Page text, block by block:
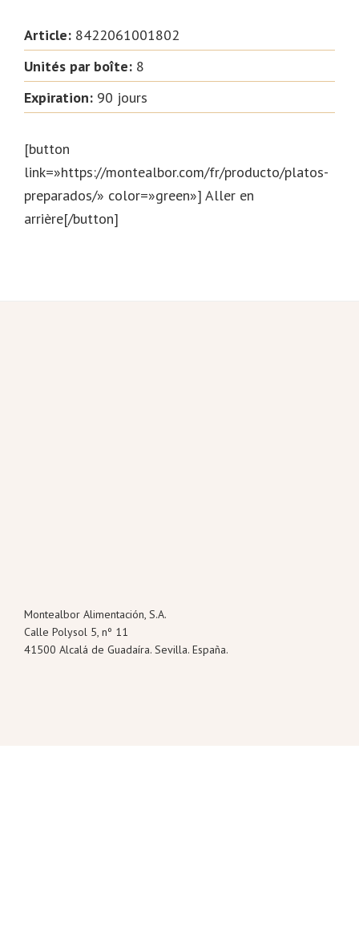
Article: 8422061001802
Unités par boîte: 8
Expiration: 90 jours
[button
link=»https://montealbor.com/fr/producto/platos-
preparados/» color=»green»] Aller en
arrière[/button]
Montealbor Alimentación, S.A.
Calle Polysol 5, nº 11
41500 Alcalá de Guadaíra. Sevilla. España.